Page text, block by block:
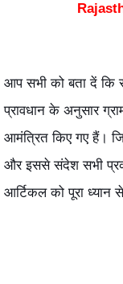
आप सभी को बता दें कि
प्रावधान के अनुसार
आमंत्रित किए गए हैं।
और इससे संदेश सभी
आर्टिकल को पूरा ध्यान